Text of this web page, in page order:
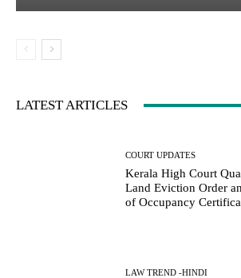
LATEST ARTICLES
COURT UPDATES
Kerala High Court
Land Eviction Order
of Occupancy
LAW TREND -HINDI